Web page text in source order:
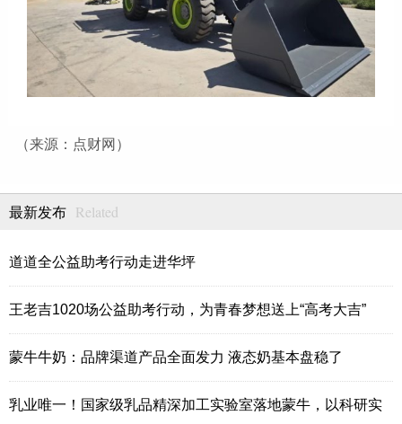
（来源：点财网）
最新发布 Related
道道全公益助考行动走进华坪
王老吉1020场公益助考行动，为青春梦想送上“高考大吉”
蒙牛牛奶：品牌渠道产品全面发力 液态奶基本盘稳了
乳业唯一！国家级乳品精深加工实验室落地蒙牛，以科研实